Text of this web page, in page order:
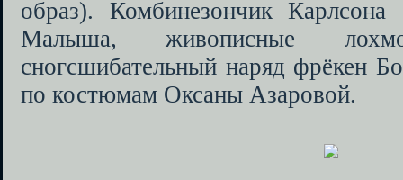
образ). Комбинезончик Карлсона
Малыша, живописные
сногсшибательный наряд фрёкен
по костюмам Оксаны Азаровой.